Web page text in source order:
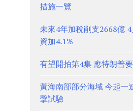
措施一覽
未來4年加稅削支2668億
資加4.1%
有望開拍第4集 應特朗普
黃海南部部分海域 今起一
擊試驗